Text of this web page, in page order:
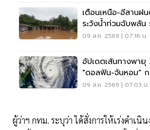
เตือนเหนือ-อีสานฝ
ระวังน้ำท่วมฉับพลัน
เพิ่มสูง
09 ส.ค. 2569 | 07:16 น.
อัปเดตเส้นทางพา
"ดอลฟิน-จันหอม" ก
ไม่ เช็กเลย
09 ส.ค. 2569 | 07:03 น.
ผู้ว่าฯ กทม. ระบุว่า ได้สั่งการให้เร่งดำเนิ